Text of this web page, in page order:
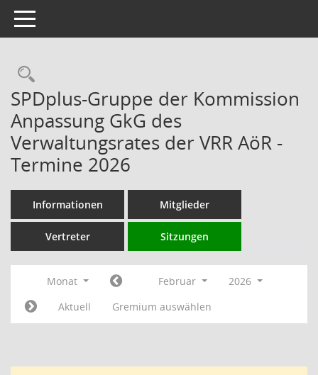
Toggle navigation
Rechercheauswahl
SPDplus-Gruppe der Kommission
Anpassung GkG des
Verwaltungsrates der VRR AöR -
Termine 2026
Informationen Mitglieder
Vertreter Sitzungen
Monat Februar
2026
Aktuell
Gremium auswählen